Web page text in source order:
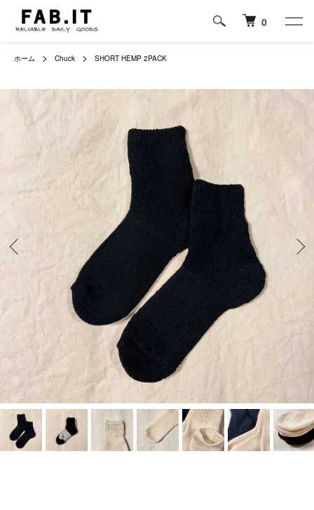
0
ホーム Chuck SHORT HEMP 2PACK